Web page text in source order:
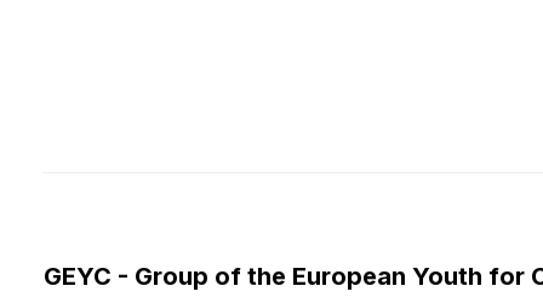
GEYC - Group of the European Youth for